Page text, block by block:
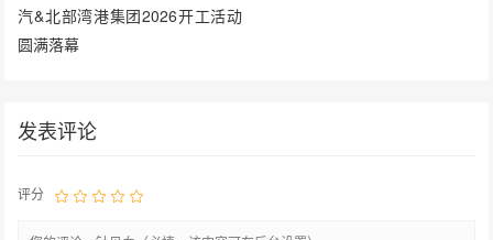
汽&北部湾港集团2026开工活动
圆满落幕
发表评论
评分